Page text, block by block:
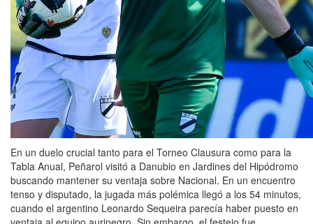
En un duelo crucial tanto para el Torneo Clausura como para la
Tabla Anual, Peñarol visitó a Danubio en Jardines del Hipódromo
buscando mantener su ventaja sobre Nacional. En un encuentro
tenso y disputado, la jugada más polémica llegó a los 54 minutos,
cuando el argentino Leonardo Sequeira parecía haber puesto en